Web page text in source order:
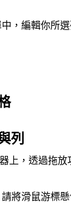
，編輯你所
列
上，透過拖
將滑鼠游標